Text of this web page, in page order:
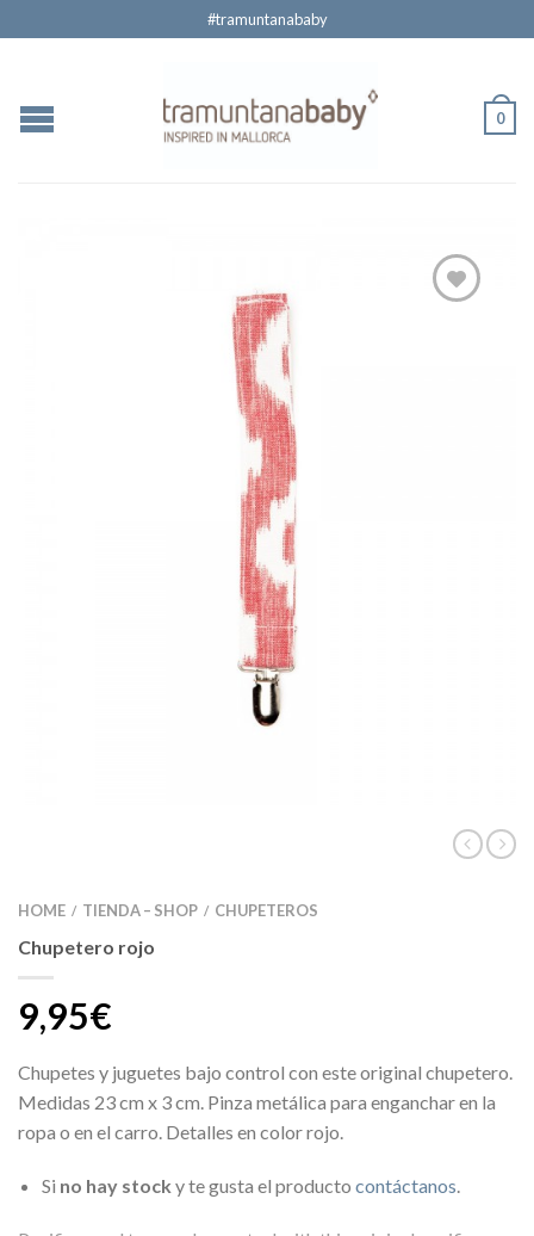
#tramuntanababy
0
HOME / TIENDA – SHOP / CHUPETEROS
Chupetero rojo
9,95€
Chupetes y juguetes bajo control con este original chupetero.
Medidas 23 cm x 3 cm. Pinza metálica para enganchar en la
ropa o en el carro. Detalles en color rojo.
Si no hay stock y te gusta el producto contáctanos.